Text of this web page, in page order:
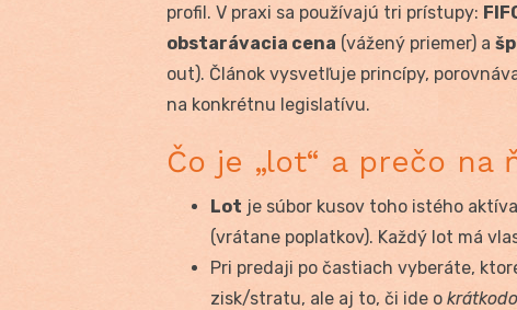
profil. V praxi sa používajú tri prístupy:
obstarávacia cena (vážený priemer) a
out). Článok vysvetľuje princípy,
na konkrétnu legislatívu.
Čo je „lot“ a prečo na
Lot je súbor kusov toho istého
(vrátane poplatkov). Každý lot má
Pri predaji po častiach vyberáte,
zisk/stratu, ale aj to, či ide o